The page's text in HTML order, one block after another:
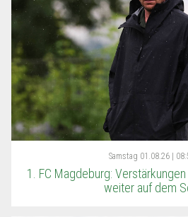
Samstag 01.08.26 |
1. FC Magdeburg:
weiter auf dem